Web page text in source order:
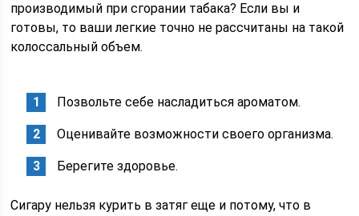
производимый при сгорании табака? Если вы и
готовы, то ваши легкие точно не рассчитаны на такой
колоссальный объем.
Позвольте себе насладиться ароматом.
Оценивайте возможности своего организма.
Берегите здоровье.
Сигару нельзя курить в затяг еще и потому, что в